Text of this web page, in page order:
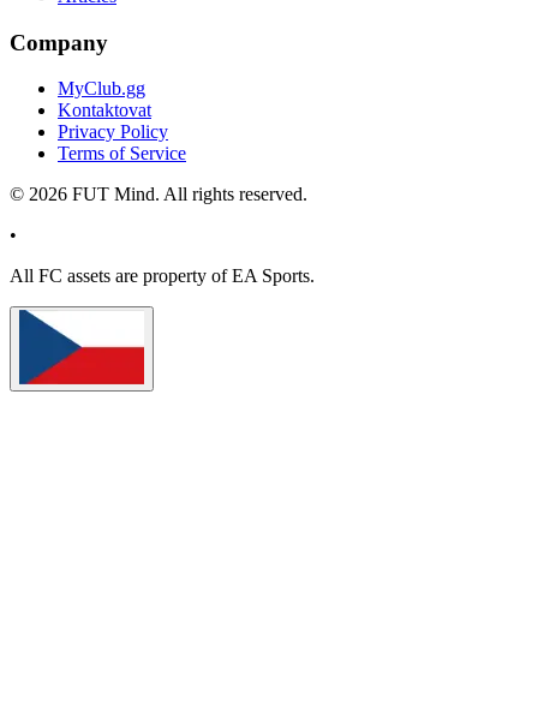
Company
MyClub.gg
Kontaktovat
Privacy Policy
Terms of Service
© 2026 FUT Mind. All rights reserved.
•
All FC assets are property of EA Sports.